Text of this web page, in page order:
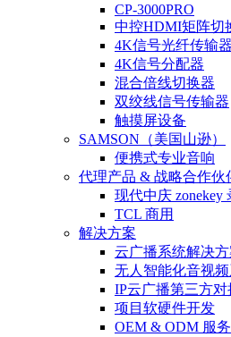
CP-3000PRO
中控HDMI矩阵切
4K信号光纤传输器
4K信号分配器
混合倍线切换器
双绞线信号传输器
触摸屏设备
SAMSON（美国山逊）
便携式专业音响
代理产品 & 战略合作伙
现代中庆 zonekey
TCL 商用
解决方案
云广播系统解决方
无人智能化音视
IP云广播第三方对
项目软硬件开发
OEM & ODM 服务